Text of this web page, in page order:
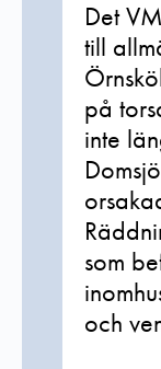
Det
till
på
inte
som
och